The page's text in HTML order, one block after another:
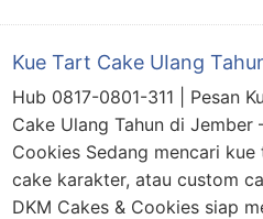
Kue Tart Cake UIang
Hub 0817-0801-311 | Pesan
Cake Ulang Tahun di Jember
Cookies Sedang mencari
cake karakter, atau custom
DKM Cakes & Cookies siap